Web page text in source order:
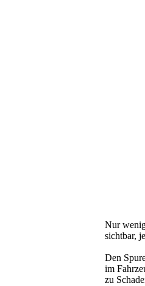
Nur
sichtbar,
Den
im
zu